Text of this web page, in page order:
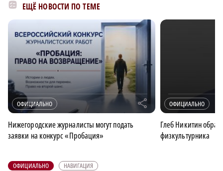
ЕЩЁ НОВОСТИ ПО ТЕМЕ
ОФИЦИАЛЬНО r
Нижегородские журналисты могут подать
заявки на конкурс «Пробация»
ОФИЦИАЛЬНО
Глеб Никитин
физкультурника
ОФИЦИАЛЬНО НАВИГАЦИЯ